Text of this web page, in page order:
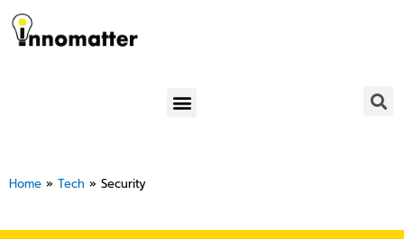
Skip
to
content
Menu
Home » Tech » Security